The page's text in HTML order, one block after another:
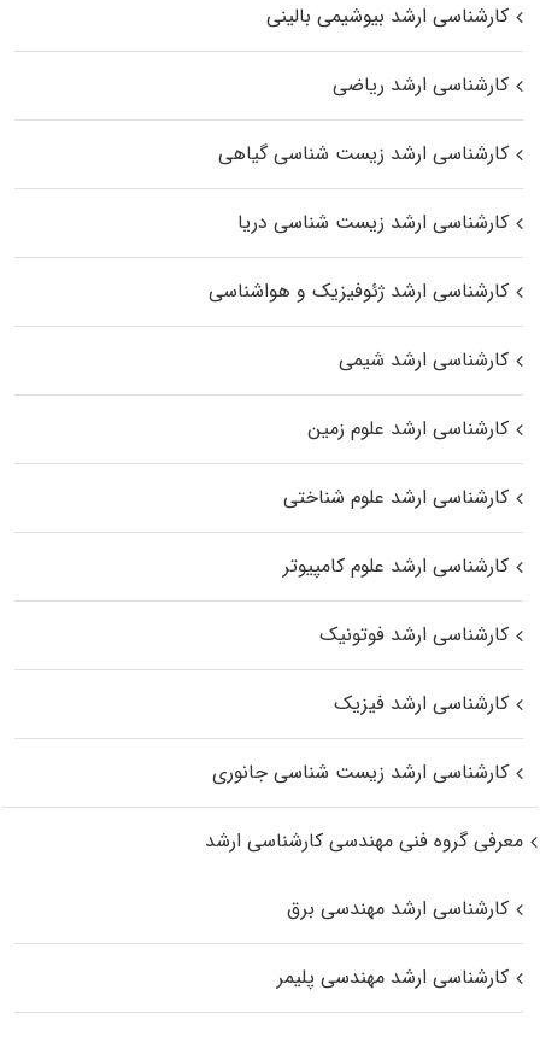
کارشناسی ارشد بیوشیمی بالینی
کارشناسی ارشد ریاضی
کارشناسی ارشد زیست‌ شناسی گیاهی
کارشناسی ارشد زیست‌ شناسی دریا
کارشناسی ارشد ژئوفیزیک و هواشناسی
کارشناسی ارشد شیمی
کارشناسی ارشد علوم زمین
کارشناسی ارشد علوم شناختی
کارشناسی ارشد علوم کامپیوتر
کارشناسی ارشد فوتونیک
کارشناسی ارشد فیزیک
کارشناسی ارشد زیست‌ شناسی جانوری
معرفی گروه فنی مهندسی کارشناسی ارشد
کارشناسی ارشد مهندسی برق
کارشناسی ارشد مهندسی پلیمر